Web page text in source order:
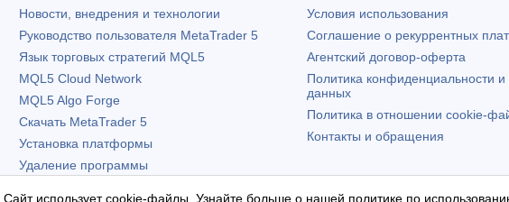
Новости, внедрения и технологии
Руководство пользователя MetaTrader 5
Язык торговых стратегий MQL5
MQL5 Cloud Network
MQL5 Algo Forge
Скачать MetaTrader 5
Установка платформы
Удаление программы
Условия использования
Соглашение о рекуррентных
Агентский договор-оферта
Политика конфиденциальности
данных
Политика в отношении cookie-
Контакты и обращения
Сайт использует cookie-файлы. Узнайте больше о нашей политике по